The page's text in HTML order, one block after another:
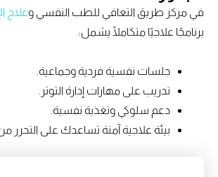
في مركز طريق التعافي للطب النفسي و علاج
برنامجًا علاجيًا متكاملًا يشمل:
جلسات نفسية فردية وجماعية.
تدريب على مهارات إدارة التوتر.
دعم سلوكي وتغذية نفسية.
بيئة علاجية آمنة تساعدك على التحرر